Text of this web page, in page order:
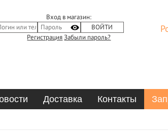
Вход в магазин:
Регистрация Забыли пароль?
Доставка Контакты